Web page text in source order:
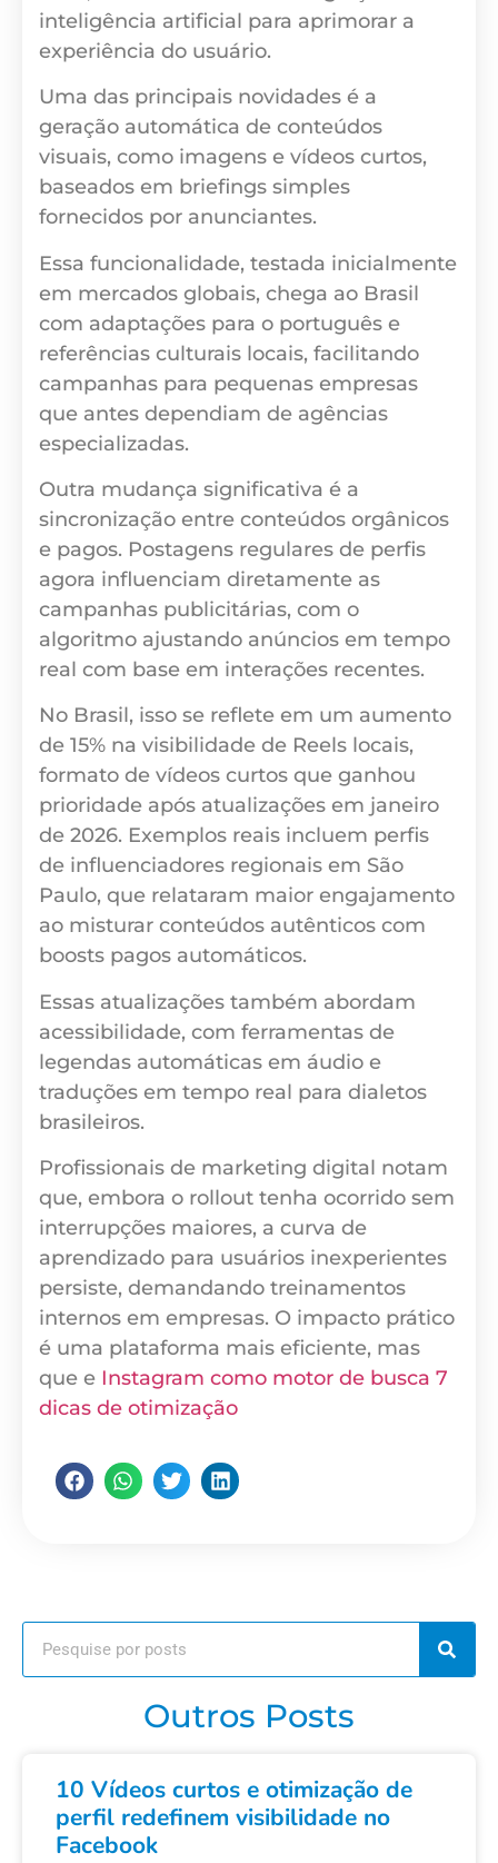
inteligência artificial para aprimorar a
experiência do usuário.
Uma das principais novidades é a
geração automática de conteúdos
visuais, como imagens e vídeos curtos,
baseados em briefings simples
fornecidos por anunciantes.
Essa funcionalidade, testada inicialmente
em mercados globais, chega ao Brasil
com adaptações para o português e
referências culturais locais, facilitando
campanhas para pequenas empresas
que antes dependiam de agências
especializadas.
Outra mudança significativa é a
sincronização entre conteúdos orgânicos
e pagos. Postagens regulares de perfis
agora influenciam diretamente as
campanhas publicitárias, com o
algoritmo ajustando anúncios em tempo
real com base em interações recentes.
No Brasil, isso se reflete em um aumento
de 15% na visibilidade de Reels locais,
formato de vídeos curtos que ganhou
prioridade após atualizações em janeiro
de 2026. Exemplos reais incluem perfis
de influenciadores regionais em São
Paulo, que relataram maior engajamento
ao misturar conteúdos autênticos com
boosts pagos automáticos.
Essas atualizações também abordam
acessibilidade, com ferramentas de
legendas automáticas em áudio e
traduções em tempo real para dialetos
brasileiros.
Profissionais de marketing digital notam
que, embora o rollout tenha ocorrido sem
interrupções maiores, a curva de
aprendizado para usuários inexperientes
persiste, demandando treinamentos
internos em empresas. O impacto prático
é uma plataforma mais eficiente, mas
que e Instagram como motor de busca 7
dicas de otimização
Outros Posts
10 Vídeos curtos e otimização de
perfil redefinem visibilidade no
Facebook